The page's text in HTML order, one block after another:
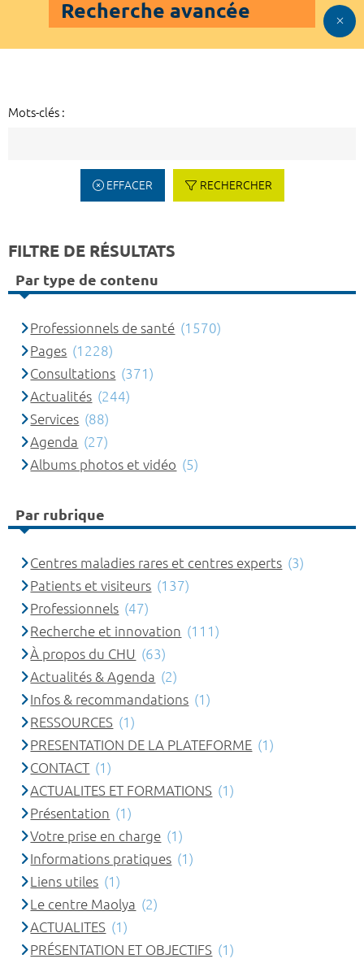
Recherche avancée
Mots-clés :
EFFACER RECHERCHER
FILTRE DE RÉSULTATS
Par type de contenu
Professionnels de santé (1570)
Pages (1228)
Consultations (371)
Actualités (244)
Services (88)
Agenda (27)
Albums photos et vidéo (5)
Par rubrique
Centres maladies rares et centres experts (3)
Patients et visiteurs (137)
Professionnels (47)
Recherche et innovation (111)
À propos du CHU (63)
Actualités & Agenda (2)
Infos & recommandations (1)
RESSOURCES (1)
PRESENTATION DE LA PLATEFORME (1)
CONTACT (1)
ACTUALITES ET FORMATIONS (1)
Présentation (1)
Votre prise en charge (1)
Informations pratiques (1)
Liens utiles (1)
Le centre Maolya (2)
ACTUALITES (1)
PRÉSENTATION ET OBJECTIFS (1)